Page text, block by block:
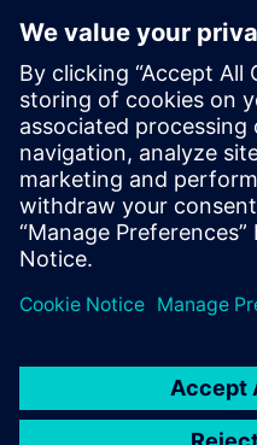
電子機器製造:
リ・シミュレ
インダストリー4.0、ス
リング、製造シミュレ
子機器製造にどのよう